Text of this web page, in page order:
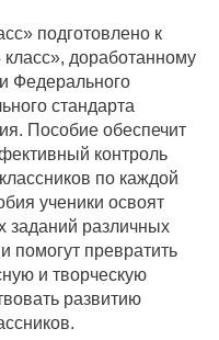
подготовлено к
доработанному
Федерального
стандарта
Пособие обеспечит
контроль
по каждой
ученики освоят
заданий различных
помогут превратить
и творческую
развитию